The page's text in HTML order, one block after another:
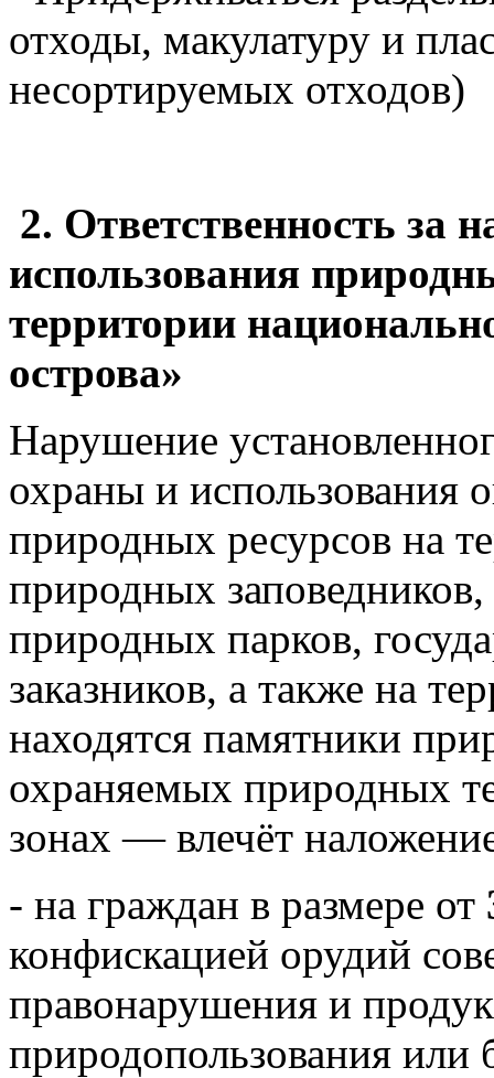
отходы, макулатуру и
несортируемых отходов)
2. Ответственность за
использования
территории
острова»
Нарушение
охраны и
природных ресурсов на
природных
природных парков,
заказников, а также на
находятся памятники
охраняемых природных
зонах — влечёт
- на граждан в размере от
конфискацией орудий
правонарушения и
природопользования или